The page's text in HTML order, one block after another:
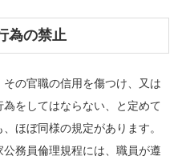
為の禁止
の官職の信用を傷つけ、又は
をしてはならない、と定めて
ほぼ同様の規定があります。
務員倫理規程には、職員が遵